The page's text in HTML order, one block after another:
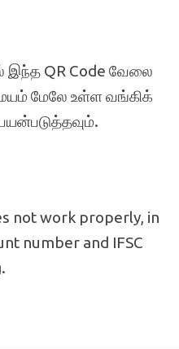
இந்த QR Code வேலை
மேலே உள்ள வங்கிக்
not work properly, in
number and IFSC